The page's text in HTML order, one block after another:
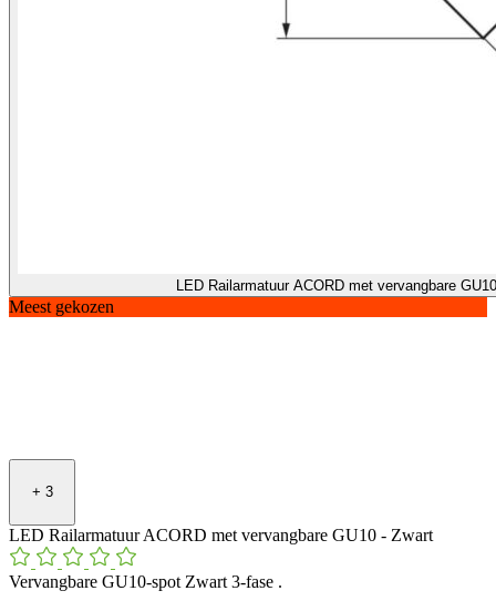
LED Railarmatuur ACORD met
Meest gekozen
+ 3
LED Railarmatuur ACORD met vervangbare GU10 - Zwart
Vervangbare GU10-spot Zwart 3-fase .